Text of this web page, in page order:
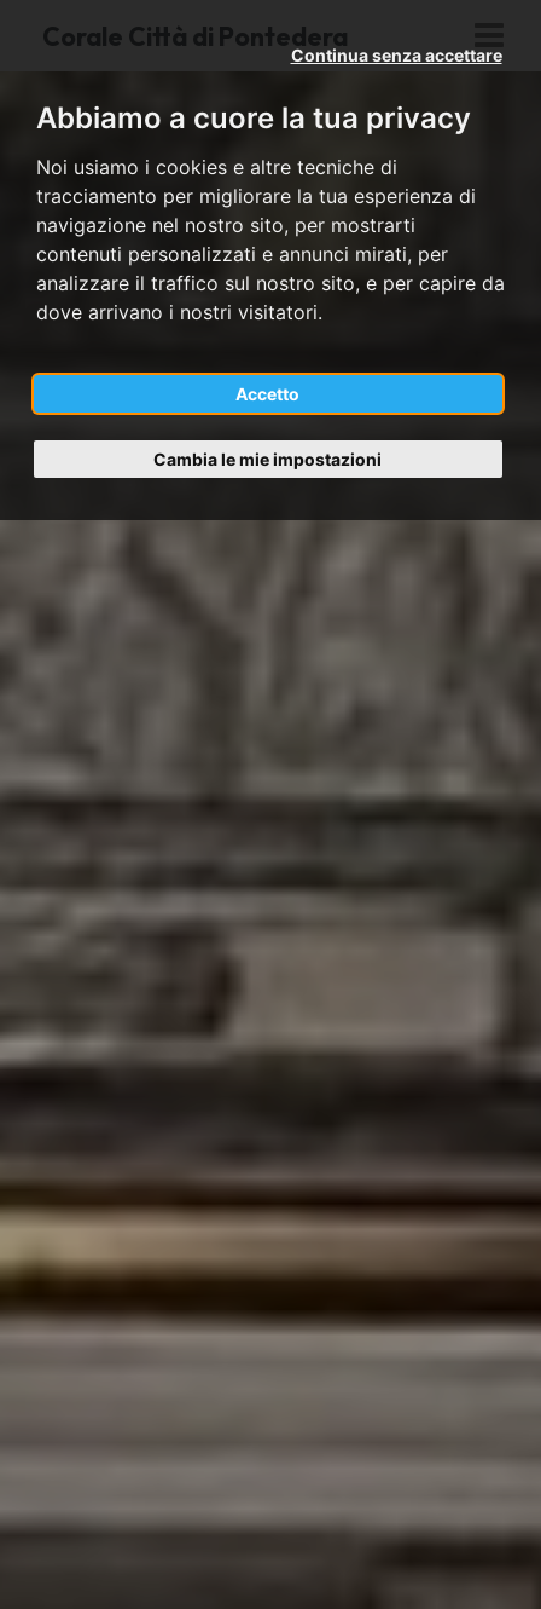
Abbiamo a cuore la tua privacy
Noi usiamo i cookies e altre tecniche di
tracciamento per migliorare la tua esperienza di
navigazione nel nostro sito, per mostrarti
contenuti personalizzati e annunci mirati, per
analizzare il traffico sul nostro sito, e per capire da
dove arrivano i nostri visitatori.
Accetto
Continua senza accettare
Cambia le mie impostazioni
Corale Città di Pontedera